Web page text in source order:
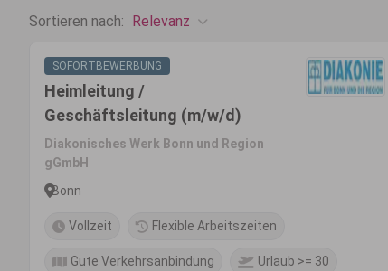
Sortieren nach: Relevanz
SOFORTBEWERBUNG
Heimleitung /
Geschäftsleitung (m/w/d)
Diakonisches Werk Bonn und Region
gGmbH
Bonn
Vollzeit Flexible Arbeitszeiten
Gute Verkehrsanbindung Urlaub >= 30